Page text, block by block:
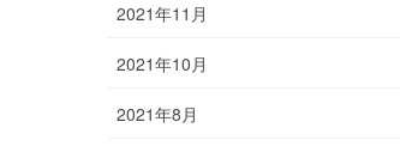
2021年11月
2021年10月
2021年8月